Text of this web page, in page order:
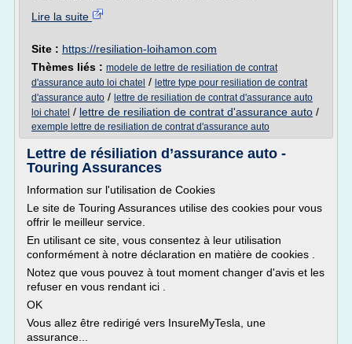
Lire la suite
Site : https://resiliation-loihamon.com
Thèmes liés : modele de lettre de resiliation de contrat
d'assurance auto loi chatel / lettre type pour resiliation de contrat
d'assurance auto / lettre de resiliation de contrat d'assurance auto
loi chatel / lettre de resiliation de contrat d'assurance auto /
exemple lettre de resiliation de contrat d'assurance auto
Lettre de résiliation d’assurance auto -
Touring Assurances
Information sur l'utilisation de Cookies
Le site de Touring Assurances utilise des cookies pour vous
offrir le meilleur service.
En utilisant ce site, vous consentez à leur utilisation
conformément à notre déclaration en matière de cookies .
Notez que vous pouvez à tout moment changer d'avis et les
refuser en vous rendant ici .
OK
Vous allez être redirigé vers InsureMyTesla, une
assurance...